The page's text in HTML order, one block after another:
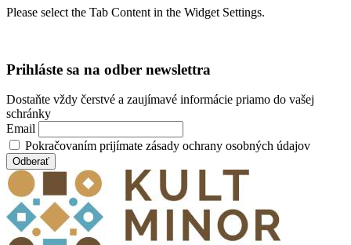
Please select the Tab Content in the Widget Settings.
Prihláste sa na odber newslettra
Dostaňte vždy čerstvé a zaujímavé informácie priamo do vašej
schránky
Email
Pokračovaním prijímate zásady ochrany osobných údajov